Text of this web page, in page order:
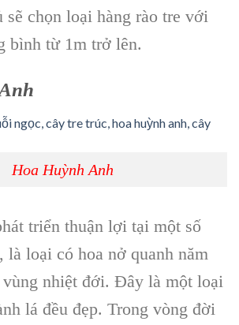
sẽ chọn loại hàng rào tre với
bình từ 1m trở lên.
Hoa Huỳnh Anh
triển thuận lợi tại một số
là loại có hoa nở quanh năm
nhiệt đới. Đây là một loại
lá đều đẹp. Trong vòng đời